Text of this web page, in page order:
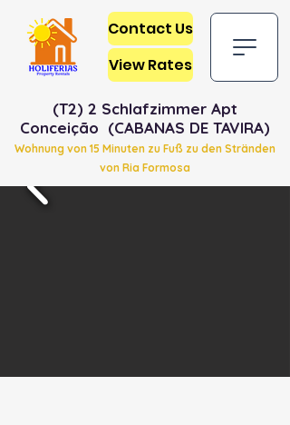
Contact Us
View Rates
(T2) 2 Schlafzimmer Apt
Conceição (CABANAS DE TAVIRA)
Wohnung von 15 Minuten zu Fuß zu den Stränden
von Ria Formosa